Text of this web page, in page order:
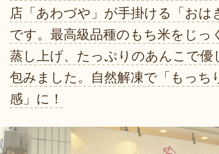
店「あわづや」が手掛ける「おは
です。最高級品種のもち米をじっ
蒸し上げ、たっぷりのあんこで優
包みました。自然解凍で「もっち
感」に！